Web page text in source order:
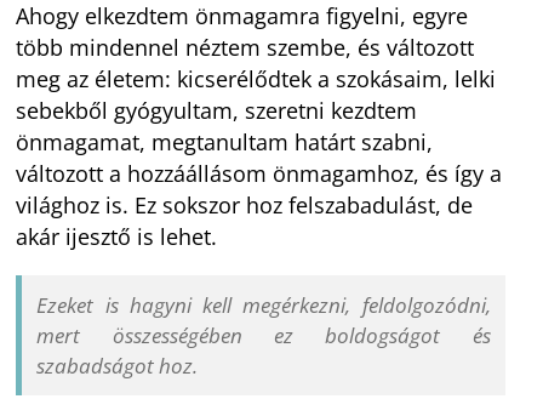
Ahogy elkezdtem önmagamra figyelni, egyre
több mindennel néztem szembe, és változott
meg az életem: kicserélődtek a szokásaim, lelki
sebekből gyógyultam, szeretni kezdtem
önmagamat, megtanultam határt szabni,
változott a hozzáállásom önmagamhoz, és így a
világhoz is. Ez sokszor hoz felszabadulást, de
akár ijesztő is lehet.
Ezeket is hagyni kell megérkezni, feldolgozódni,
mert összességében ez boldogságot és
szabadságot hoz.